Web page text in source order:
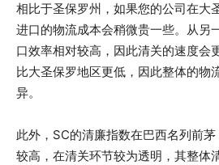
相比于圣保罗州，如果您的公司在大
进口的物流成本会稍微贵一些。从另
口效率相对较高，因此清关的速度会
比大圣保罗地区更低，因此整体的物
异。
此外，SC的清廉指数在巴西名列前
较高，在清关环节较为透明，其整体